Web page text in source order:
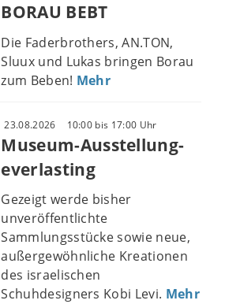
BORAU BEBT
Die Faderbrothers, AN.TON,
Sluux und Lukas bringen Borau
zum Beben! Mehr
23.08.2026 10:00 bis 17:00 Uhr
Museum-Ausstellung-
everlasting
Gezeigt werde bisher
unveröffentlichte
Sammlungsstücke sowie neue,
außergewöhnliche Kreationen
des israelischen
Schuhdesigners Kobi Levi. Mehr